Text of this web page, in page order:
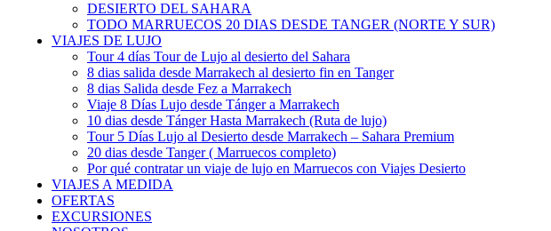
DESIERTO DEL SAHARA
TODO MARRUECOS 20 DIAS DESDE TANGER (NORTE Y SUR)
VIAJES DE LUJO
Tour 4 días Tour de Lujo al desierto del Sahara
8 dias salida desde Marrakech al desierto fin en Tanger
8 dias Salida desde Fez a Marrakech
Viaje 8 Días Lujo desde Tánger a Marrakech
10 dias desde Tánger Hasta Marrakech (Ruta de lujo)
Tour 5 Días Lujo al Desierto desde Marrakech – Sahara Premium
20 dias desde Tanger ( Marruecos completo)
Por qué contratar un viaje de lujo en Marruecos con Viajes Desierto
VIAJES A MEDIDA
OFERTAS
EXCURSIONES